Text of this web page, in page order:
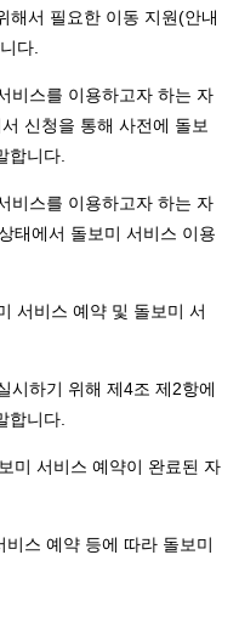
해서 필요한 이동 지원(안내
다.
비스를 이용하고자 하는 자
신청을 통해 사전에 돌보
합니다.
비스를 이용하고자 하는 자
태에서 돌보미 서비스 이용
서비스 예약 및 돌보미 서
시하기 위해 제4조 제2항에
합니다.
미 서비스 예약이 완료된 자
스 예약 등에 따라 돌보미